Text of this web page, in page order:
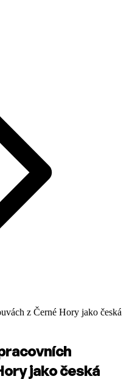
z Černé Hory jako česká
jako česká